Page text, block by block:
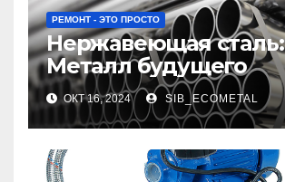
РЕМОНТ - ЭТО ПРОСТО
Нержавеющая сталь:
Металл будущего
ОКТ 16, 2024 SIB_ECOMETAL